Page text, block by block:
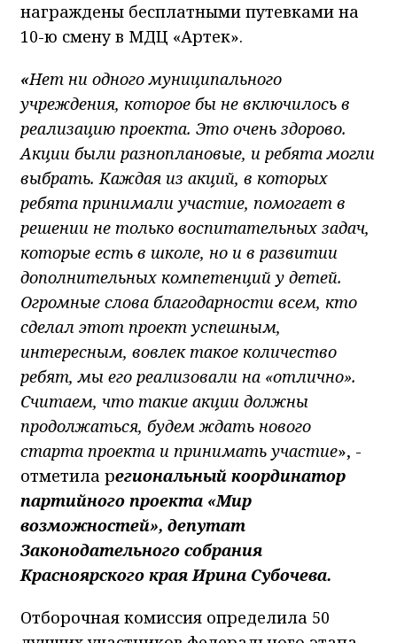
награждены бесплатными путевками на
10-ю смену в МДЦ «Артек».
«Нет ни одного муниципального
учреждения, которое бы не включилось в
реализацию проекта. Это очень здорово.
Акции были разноплановые, и ребята могли
выбрать. Каждая из акций, в которых
ребята принимали участие, помогает в
решении не только воспитательных задач,
которые есть в школе, но и в развитии
дополнительных компетенций у детей.
Огромные слова благодарности всем, кто
сделал этот проект успешным,
интересным, вовлек такое количество
ребят, мы его реализовали на «отлично».
Считаем, что такие акции должны
продолжаться, будем ждать нового
старта проекта и принимать участие», -
отметила региональный координатор
партийного проекта «Мир
возможностей», депутат
Законодательного собрания
Красноярского края Ирина Субочева.
Отборочная комиссия определила 50